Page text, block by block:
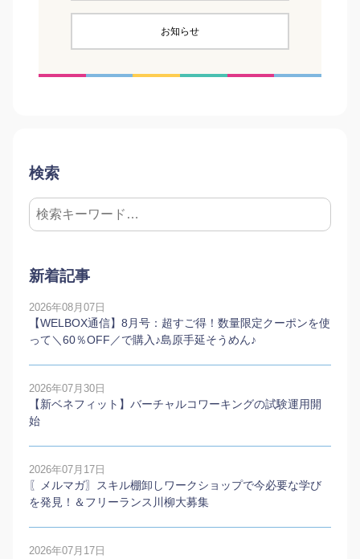
お知らせ
検索
新着記事
2026年08月07日
【WELBOX通信】8月号：超すご得！数量限定クーポンを使
って＼60％OFF／で購入♪島原手延そうめん♪
2026年07月30日
【新ベネフィット】バーチャルコワーキングの試験運用開
始
2026年07月17日
〖メルマガ〗スキル棚卸しワークショップで今必要な学び
を発見！＆フリーランス川柳大募集
2026年07月17日